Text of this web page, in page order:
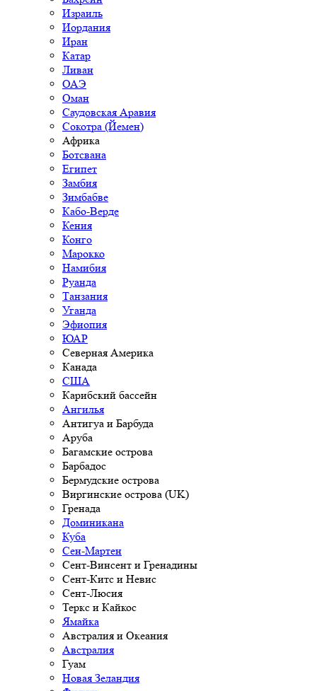
Израиль
Иордания
Иран
Катар
Ливан
ОАЭ
Оман
Саудовская Аравия
Сокотра (Йемен)
Африка
Ботсвана
Египет
Замбия
Зимбабве
Кабо-Верде
Кения
Конго
Марокко
Намибия
Руанда
Танзания
Уганда
Эфиопия
ЮАР
Северная Америка
Канада
США
Карибский бассейн
Ангилья
Антигуа и Барбуда
Аруба
Багамские острова
Барбадос
Бермудские острова
Виргинские острова (UK)
Гренада
Доминикана
Куба
Сен-Мартен
Сент-Винсент и Гренадины
Сент-Китс и Невис
Сент-Люсия
Теркс и Кайкос
Ямайка
Австралия и Океания
Австралия
Гуам
Новая Зеландия